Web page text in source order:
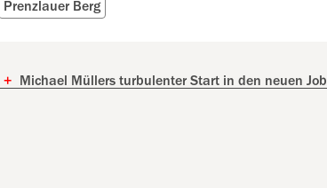
Prenzlauer Berg
+ Michael Müllers turbulenter Start in den neuen Job